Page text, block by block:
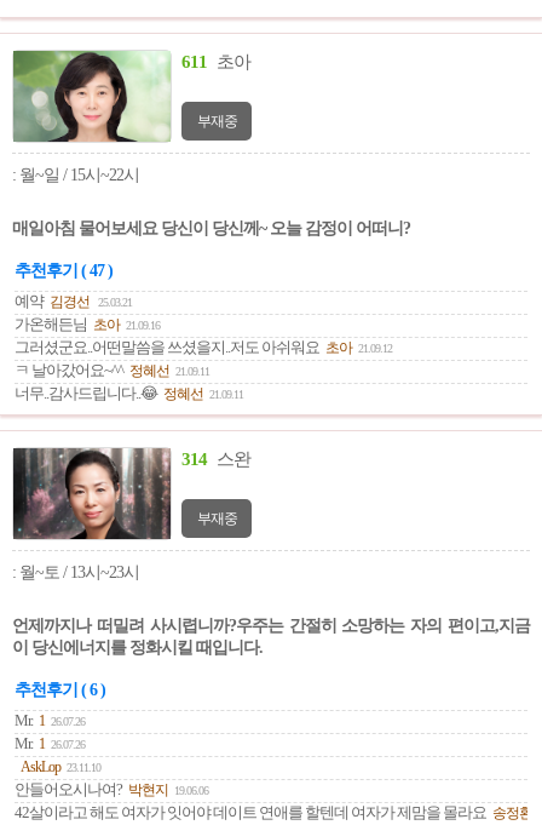
611 초아
부재중
: 월~일 / 15시~22시
매일아침 물어보세요 당신이 당신께~ 오늘 감정이 어떠니?
추천후기 ( 47 )
예약 김경선 25.03.21
가온해든님 초아 21.09.16
그러셨군요..어떤말씀을 쓰셨을지..저도 아쉬워요 초아 21.09.12
ㅋ 날아갔어요~^^ 정혜선 21.09.11
너무..감사드립니다..😂 정혜선 21.09.11
314 스완
부재중
: 월~토 / 13시~23시
언제까지나 떠밀려 사시렵니까?우주는 간절히 소망하는 자의 편이고,지금
이 당신에너지를 정화시킬 때입니다.
추천후기 ( 6 )
Mr. 1 26.07.26
Mr. 1 26.07.26
AskLop 23.11.10
안들어오시나여? 박현지 19.06.06
42살이라고 해도 여자가 잇어야 데이트 연애를 할텐데 여자가 제맘을 몰라요 송정환